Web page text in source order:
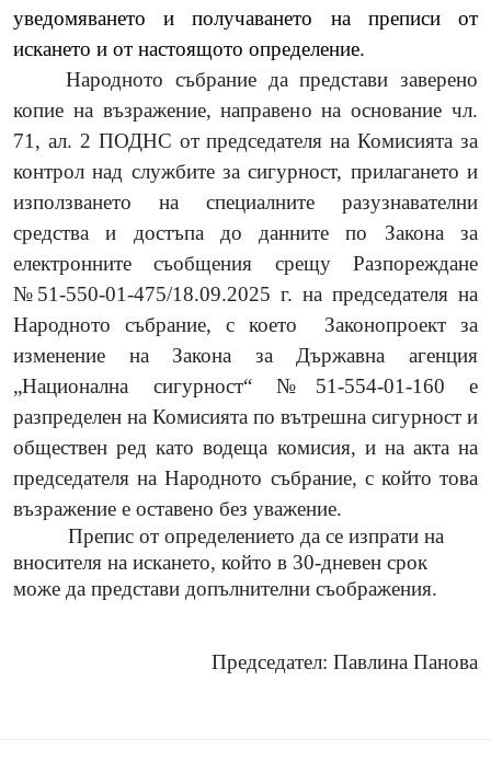
уведомяването и получаването на преписи от
искането и от настоящото определение.
Народното събрание да представи заверено
копие на възражение, направено на основание чл.
71, ал. 2 ПОДНС от председателя на Комисията за
контрол над службите за сигурност, прилагането и
използването на специалните разузнавателни
средства и достъпа до данните по Закона за
електронните съобщения срещу Разпореждане
№51-550-01-475/18.09.2025 г. на председателя на
Народното събрание, с което
Законопроект за
изменение на Закона за Държавна агенция
„Национална сигурност“ №51-554-01-160 е
разпределен на Комисията по вътрешна сигурност и
обществен ред като водеща комисия, и на акта на
председателя на Народното събрание, с който това
възражение е оставено без уважение.
Препис от определението да се изпрати на
вносителя на искането, който в 30-дневен срок
може да представи допълнителни съображения.
Председател: Павлина Панова